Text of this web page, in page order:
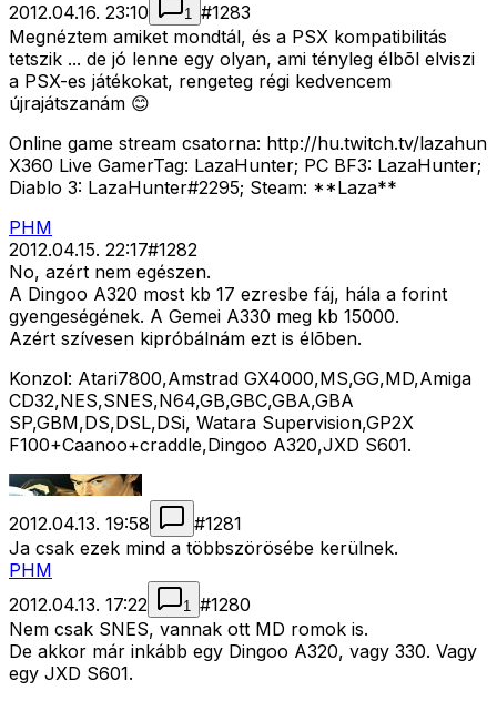
2012.04.16. 23:10 1 #1283
Megnéztem amiket mondtál, és a PSX kompatibilitás
tetszik ... de jó lenne egy olyan, ami tényleg élbõl elviszi
a PSX-es játékokat, rengeteg régi kedvencem
újrajátszanám 😊
Online game stream csatorna: http://hu.twitch.tv/lazahun
X360 Live GamerTag: LazaHunter; PC BF3: LazaHunter;
Diablo 3: LazaHunter#2295; Steam: **Laza**
PHM
2012.04.15. 22:17#1282
No, azért nem egészen.
A Dingoo A320 most kb 17 ezresbe fáj, hála a forint
gyengeségének. A Gemei A330 meg kb 15000.
Azért szívesen kipróbálnám ezt is élõben.
Konzol: Atari7800,Amstrad GX4000,MS,GG,MD,Amiga
CD32,NES,SNES,N64,GB,GBC,GBA,GBA
SP,GBM,DS,DSL,DSi, Watara Supervision,GP2X
F100+Caanoo+craddle,Dingoo A320,JXD S601.
2012.04.13. 19:58 #1281
Ja csak ezek mind a többszörösébe kerülnek.
PHM
2012.04.13. 17:22
1 #1280
Nem csak SNES, vannak ott MD romok is.
De akkor már inkább egy Dingoo A320, vagy 330. Vagy
egy JXD S601.